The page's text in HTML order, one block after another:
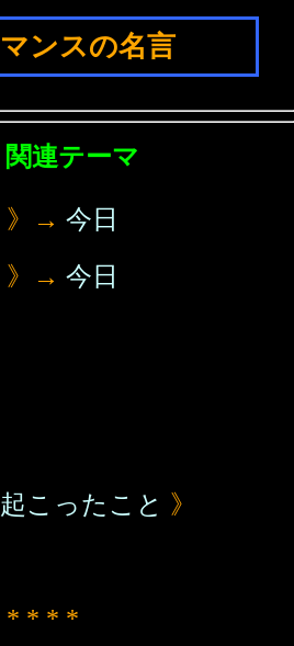
ンスの名言
関連テーマ
》→ 今日
》→ 今日
こったこと 》
* * *